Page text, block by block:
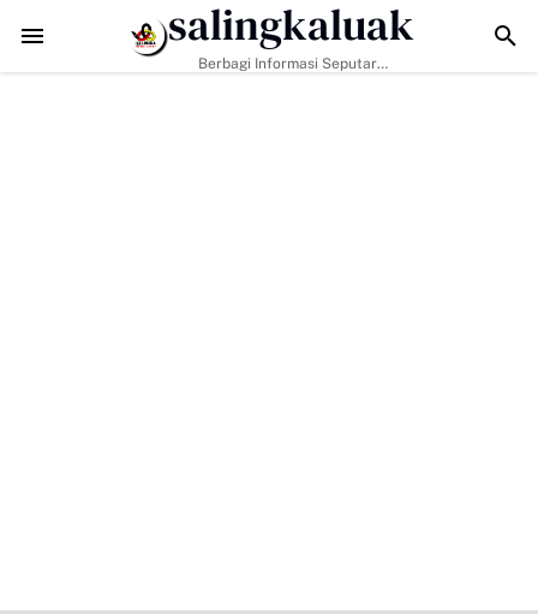
Data Sosial Jadi Kunci, Hj. Aida Dorong Nagari Aktif Pastikan
salingkaluak
Berbagi Informasi Seputar